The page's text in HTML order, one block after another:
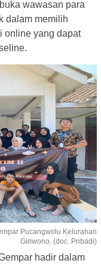
wawasan para
dalam memilih
online yang dapat
Pucangwolu Kelurahan
Giriwono. (doc. Pribadi)
hadir dalam